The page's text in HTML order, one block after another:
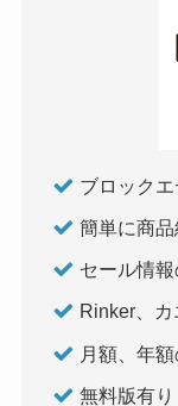
ブロック
簡単に商
セール情
Rinker、
月額、年
無料版有り